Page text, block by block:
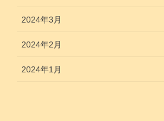
2024年3月
2024年2月
2024年1月